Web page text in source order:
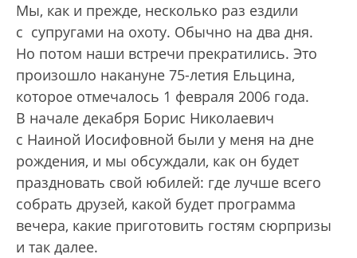
Мы, как и прежде, несколько раз ездили
с суп­ругами на охоту. Обычно на два дня.
Но потом наши встречи прекратились. Это
произошло накануне 75-летия Ельцина,
которое отмечалось 1 февраля 2006 года.
В начале декабря Борис Николаевич
с Наиной Иосифовной были у меня на дне
рождения, и мы обсуждали, как он будет
праздновать свой юбилей: где лучше всего
собрать друзей, какой будет программа
вечера, какие приготовить гостям сюрпризы
и так далее.